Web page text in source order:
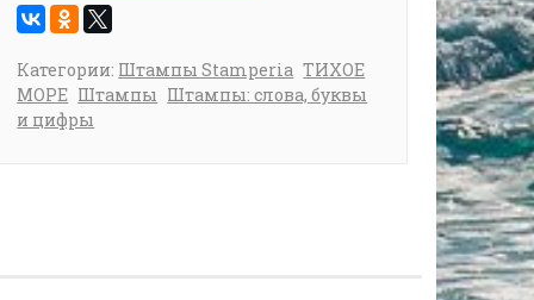
Категории: Штампы Stamperia ТИХОЕ
МОРЕ Штампы Штампы: слова, буквы
и цифры